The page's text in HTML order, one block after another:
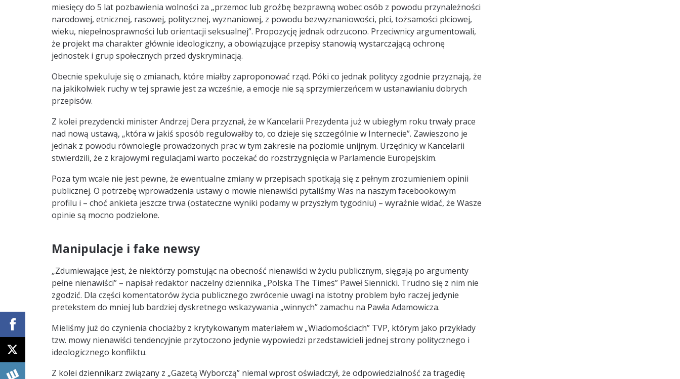
miesięcy do 5 lat pozbawienia wolności za „przemoc lub groźbę bezprawną wobec osób z powodu przynależności
narodowej, etnicznej, rasowej, politycznej, wyznaniowej, z powodu bezwyznaniowości, płci, tożsamości płciowej,
wieku, niepełnosprawności lub orientacji seksualnej”. Propozycję jednak odrzucono. Przeciwnicy argumentowali,
że projekt ma charakter głównie ideologiczny, a obowiązujące przepisy stanowią wystarczającą ochronę
jednostek i grup społecznych przed dyskryminacją.
Obecnie spekuluje się o zmianach, które miałby zaproponować rząd. Póki co jednak politycy zgodnie przyznają, że
na jakikolwiek ruchy w tej sprawie jest za wcześnie, a emocje nie są sprzymierzeńcem w ustanawianiu dobrych
przepisów.
Z kolei prezydencki minister Andrzej Dera przyznał, że w Kancelarii Prezydenta już w ubiegłym roku trwały prace
nad nową ustawą, „która w jakiś sposób regulowałby to, co dzieje się szczególnie w Internecie”. Zawieszono je
jednak z powodu równolegle prowadzonych prac w tym zakresie na poziomie unijnym. Urzędnicy w Kancelarii
stwierdzili, że z krajowymi regulacjami warto poczekać do rozstrzygnięcia w Parlamencie Europejskim.
Poza tym wcale nie jest pewne, że ewentualne zmiany w przepisach spotkają się z pełnym zrozumieniem opinii
publicznej. O potrzebę wprowadzenia ustawy o mowie nienawiści pytaliśmy Was na naszym facebookowym
profilu i – choć ankieta jeszcze trwa (ostateczne wyniki podamy w przyszłym tygodniu) – wyraźnie widać, że Wasze
opinie są mocno podzielone.
Manipulacje i fake newsy
„Zdumiewające jest, że niektórzy pomstując na obecność nienawiści w życiu publicznym, sięgają po argumenty
pełne nienawiści” – napisał redaktor naczelny dziennika „Polska The Times” Paweł Siennicki. Trudno się z nim nie
zgodzić. Dla części komentatorów życia publicznego zwrócenie uwagi na istotny problem było raczej jedynie
pretekstem do mniej lub bardziej dyskretnego wskazywania „winnych” zamachu na Pawła Adamowicza.
Mieliśmy już do czynienia chociażby z krytykowanym materiałem w „Wiadomościach” TVP, którym jako przykłady
tzw. mowy nienawiści tendencyjnie przytoczono jedynie wypowiedzi przedstawicieli jednej strony politycznego i
ideologicznego konfliktu.
Z kolei dziennikarz związany z „Gazetą Wyborczą” niemal wprost oświadczył, że odpowiedzialność za tragedię